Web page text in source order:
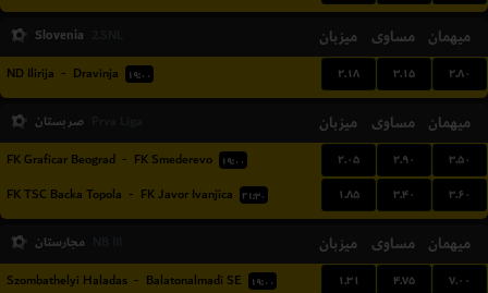
Slovenia میزبان مساوی میهمان
ND Ilirija - Dravinja ۱۹:۰۰ ۲.۱۸ ۳.۱۵ ۲.۸۰
صربستان میزبان مساوی میهمان
FK Graficar Beograd - FK Smederevo ۱۹:۰۰ ۲.۰۵ ۲.۹۰ ۳.۵۰
FK TSC Backa Topola - FK Javor Ivanjica ۲۱:۳۰ ۱.۸۵ ۳.۴۰ ۳.۶۰
مجارستان میزبان مساوی میهمان
Szombathelyi Haladas - Balatonalmadi SE ۱۹:۰۰ ۱.۳۱ ۴.۷۵ ۷.۰۰